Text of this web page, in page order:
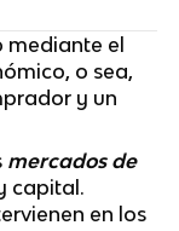
mediante el
o sea,
y un
mercados de
capital.
en los